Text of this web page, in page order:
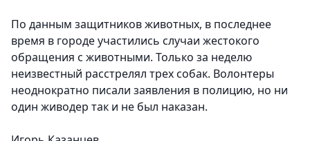
По данным защитников животных, в последнее
время в городе участились случаи жестокого
обращения с животными. Только за неделю
неизвестный расстрелял трех собак. Волонтеры
неоднократно писали заявления в полицию, но ни
один живодер так и не был наказан.